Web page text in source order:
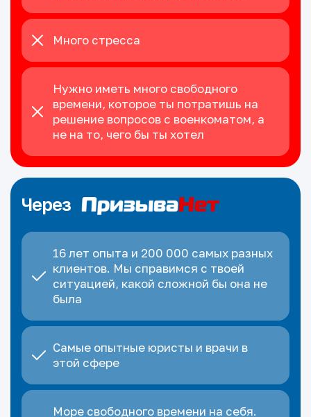
Много стресса
Нужно иметь много свободного
времени, которое ты потратишь на
решение вопросов с военкоматом, а
не на то, чего бы ты хотел
Через
16 лет опыта и 200 000 самых разных
клиентов. Мы справимся с твоей
ситуацией, какой сложной бы она не
была
Самые опытные юристы и врачи в
этой сфере
Море свободного времени на себя.